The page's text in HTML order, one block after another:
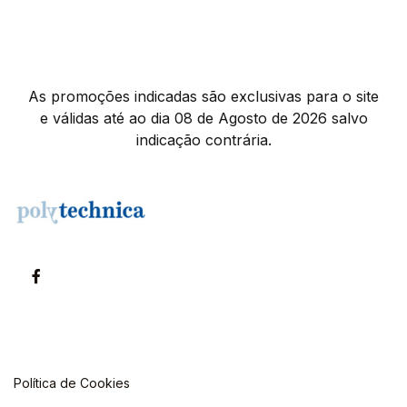
As promoções indicadas são exclusivas para o site
e válidas até ao dia 08 de Agosto de 2026 salvo
indicação contrária.
Política de Cookies